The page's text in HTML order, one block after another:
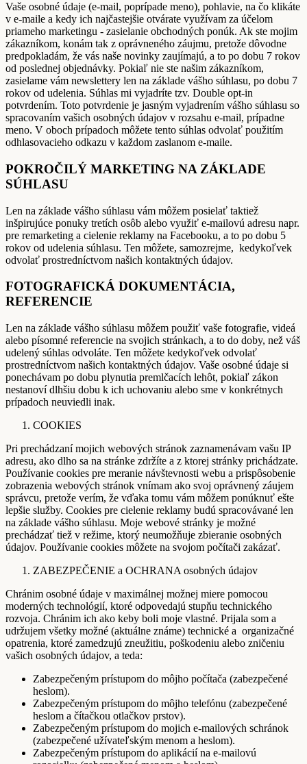
Vaše osobné údaje (e-mail, poprípade meno), pohlavie, na čo klikáte
v e-maile a kedy ich najčastejšie otvárate využívam za účelom
priameho marketingu - zasielanie obchodných ponúk. Ak ste mojim
zákazníkom, konám tak z oprávneného záujmu, pretože dôvodne
predpokladám, že vás naše novinky zaujímajú, a to po dobu 7 rokov
od poslednej objednávky. Pokiaľ nie ste našim zákazníkom,
zasielame vám newslettery len na základe vášho súhlasu, po dobu 7
rokov od udelenia. Súhlas mi vyjadríte tzv. Double opt-in
potvrdením. Toto potvrdenie je jasným vyjadrením vášho súhlasu so
spracovaním vašich osobných údajov v rozsahu e-mail, prípadne
meno. V oboch prípadoch môžete tento súhlas odvolať použitím
odhlasovacieho odkazu v každom zaslanom e-maile.
POKROČILÝ MARKETING NA ZÁKLADE
SÚHLASU
Len na základe vášho súhlasu vám môžem posielať taktiež
inšpirujúce ponuky tretích osôb alebo využiť e-mailovú adresu napr.
pre remarketing a cielenie reklamy na Facebooku, a to po dobu 5
rokov od udelenia súhlasu. Ten môžete, samozrejme, kedykoľvek
odvolať prostredníctvom našich kontaktných údajov.
FOTOGRAFICKÁ DOKUMENTÁCIA,
REFERENCIE
Len na základe vášho súhlasu môžem použiť vaše fotografie, videá
alebo písomné referencie na svojich stránkach, a to do doby, než váš
udelený súhlas odvoláte. Ten môžete kedykoľvek odvolať
prostredníctvom našich kontaktných údajov. Vaše osobné údaje si
ponechávam po dobu plynutia premlčacích lehôt, pokiaľ zákon
nestanoví dlhšiu dobu k ich uchovaniu alebo sme v konkrétnych
prípadoch neuviedli inak.
COOKIES
Pri prechádzaní mojich webových stránok zaznamenávam vašu IP
adresu, ako dlho sa na stránke zdržíte a z ktorej stránky prichádzate.
Používanie cookies pre meranie návštevnosti webu a prispôsobenie
zobrazenia webových stránok vnímam ako svoj oprávnený záujem
správcu, pretože verím, že vďaka tomu vám môžem ponúknuť ešte
lepšie služby. Cookies pre cielenie reklamy budú spracovávané len
na základe vášho súhlasu. Moje webové stránky je možné
prechádzať tiež v režime, ktorý neumožňuje zbieranie osobných
údajov. Používanie cookies môžete na svojom počítači zakázať.
ZABEZPEČENIE a OCHRANA osobných údajov
Chránim osobné údaje v maximálnej možnej miere pomocou
moderných technológií, ktoré odpovedajú stupňu technického
rozvoja. Chránim ich ako keby boli moje vlastné. Prijala som a
udržujem všetky možné (aktuálne známe) technické a organizačné
opatrenia, ktoré zamedzujú zneužitiu, poškodeniu alebo zničeniu
vašich osobných údajov, a teda:
Zabezpečeným prístupom do môjho počítača (zabezpečené
heslom).
Zabezpečeným prístupom do môjho telefónu (zabezpečené
heslom a čítačkou otlačkov prstov).
Zabezpečeným prístupom do mojich e-mailových schránok
(zabezpečené užívateľským menom a heslom).
Zabezpečeným prístupom do aplikácií na e-mailovú